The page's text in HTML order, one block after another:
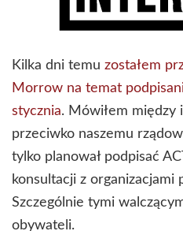
Kilka dni temu zostałem
Morrow na temat
stycznia. Mówiłem między
przeciwko naszemu
tylko planował podpisać
konsultacji z organizacjami
Szczególnie tymi
obywateli.